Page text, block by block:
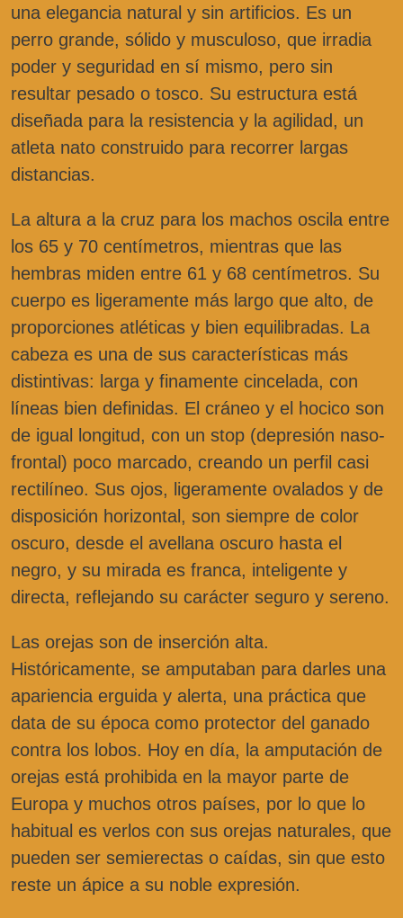
una elegancia natural y sin artificios. Es un
perro grande, sólido y musculoso, que irradia
poder y seguridad en sí mismo, pero sin
resultar pesado o tosco. Su estructura está
diseñada para la resistencia y la agilidad, un
atleta nato construido para recorrer largas
distancias.
La altura a la cruz para los machos oscila entre
los 65 y 70 centímetros, mientras que las
hembras miden entre 61 y 68 centímetros. Su
cuerpo es ligeramente más largo que alto, de
proporciones atléticas y bien equilibradas. La
cabeza es una de sus características más
distintivas: larga y finamente cincelada, con
líneas bien definidas. El cráneo y el hocico son
de igual longitud, con un stop (depresión naso-
frontal) poco marcado, creando un perfil casi
rectilíneo. Sus ojos, ligeramente ovalados y de
disposición horizontal, son siempre de color
oscuro, desde el avellana oscuro hasta el
negro, y su mirada es franca, inteligente y
directa, reflejando su carácter seguro y sereno.
Las orejas son de inserción alta.
Históricamente, se amputaban para darles una
apariencia erguida y alerta, una práctica que
data de su época como protector del ganado
contra los lobos. Hoy en día, la amputación de
orejas está prohibida en la mayor parte de
Europa y muchos otros países, por lo que lo
habitual es verlos con sus orejas naturales, que
pueden ser semierectas o caídas, sin que esto
reste un ápice a su noble expresión.